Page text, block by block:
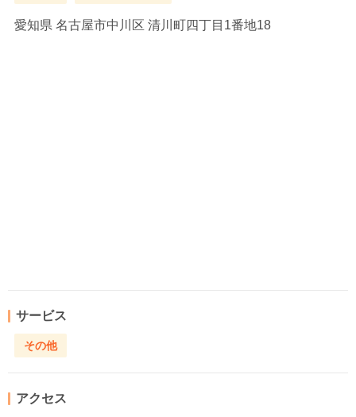
愛知県 名古屋市中川区 清川町四丁目1番地18
サービス
その他
アクセス